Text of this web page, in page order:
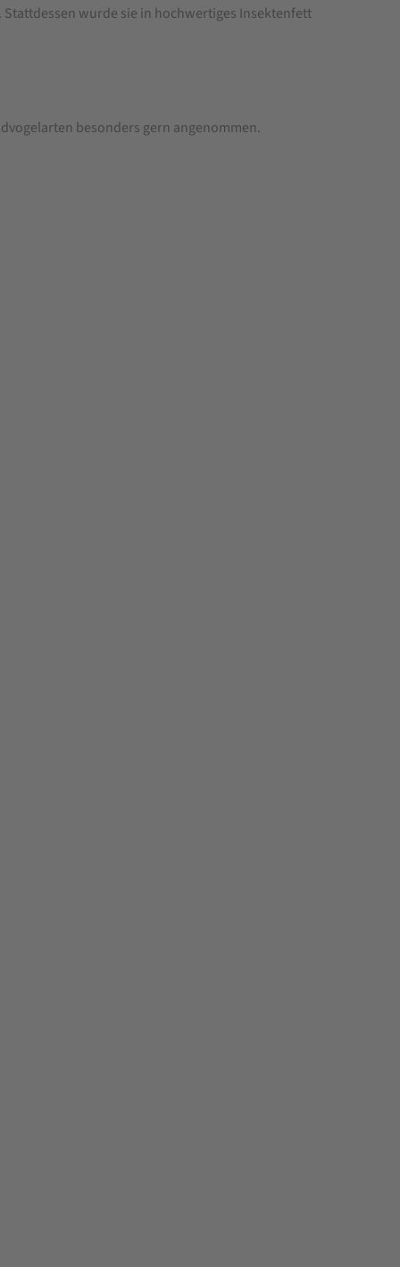
wurde sie in hochwertiges Insektenfett
besonders gern angenommen.